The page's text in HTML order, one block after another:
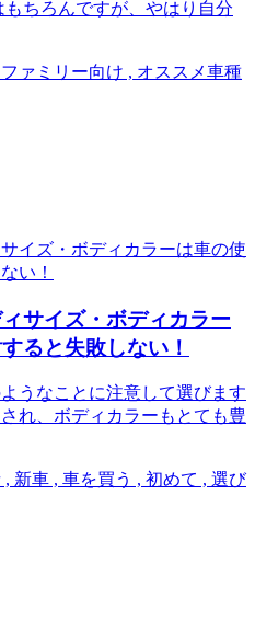
ちろんですが、やはり自分
ァミリー向け , オススメ車種
サイズ・ボディカラー
ると失敗しない！
うなことに注意して選びます
れ、ボディカラーもとても豊
新車 , 車を買う , 初めて , 選び